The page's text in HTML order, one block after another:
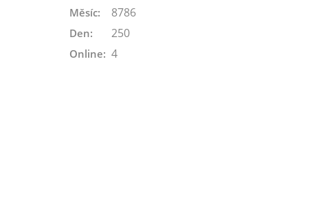
Online: 4
Měsíc: 8786
Den: 250